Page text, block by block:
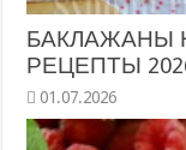
БАКЛАЖАНЫ
РЕЦЕПТЫ